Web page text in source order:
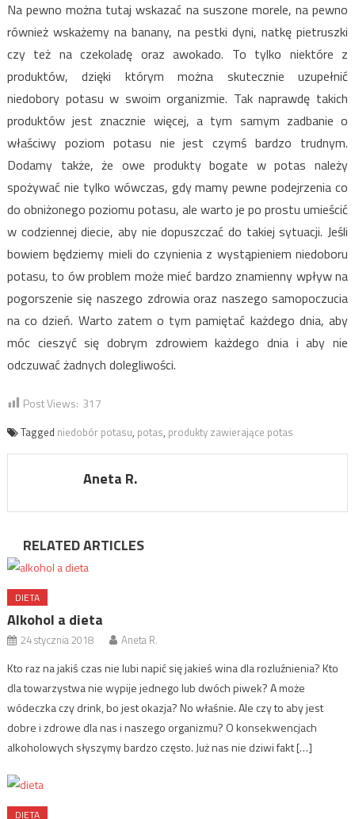
Na pewno można tutaj wskazać na suszone morele, na pewno
również wskażemy na banany, na pestki dyni, natkę pietruszki
czy też na czekoladę oraz awokado. To tylko niektóre z
produktów, dzięki którym można skutecznie uzupełnić
niedobory potasu w swoim organizmie. Tak naprawdę takich
produktów jest znacznie więcej, a tym samym zadbanie o
właściwy poziom potasu nie jest czymś bardzo trudnym.
Dodamy także, że owe produkty bogate w potas należy
spożywać nie tylko wówczas, gdy mamy pewne podejrzenia co
do obniżonego poziomu potasu, ale warto je po prostu umieścić
w codziennej diecie, aby nie dopuszczać do takiej sytuacji. Jeśli
bowiem będziemy mieli do czynienia z wystąpieniem niedoboru
potasu, to ów problem może mieć bardzo znamienny wpływ na
pogorszenie się naszego zdrowia oraz naszego samopoczucia
na co dzień. Warto zatem o tym pamiętać każdego dnia, aby
móc cieszyć się dobrym zdrowiem każdego dnia i aby nie
odczuwać żadnych dolegliwości.
Post Views: 317
Tagged niedobór potasu, potas, produkty zawierające potas
Aneta R.
RELATED ARTICLES
DIETA
Alkohol a dieta
24 stycznia 2018 Aneta R.
Kto raz na jakiś czas nie lubi napić się jakieś wina dla rozluźnienia? Kto
dla towarzystwa nie wypije jednego lub dwóch piwek? A może
wódeczka czy drink, bo jest okazja? No właśnie. Ale czy to aby jest
dobre i zdrowe dla nas i naszego organizmu? O konsekwencjach
alkoholowych słyszymy bardzo często. Już nas nie dziwi fakt […]
DIETA